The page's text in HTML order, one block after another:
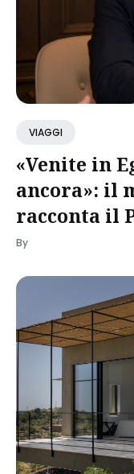
VIAGGI
«Venite in
ancora»: il
racconta il
By